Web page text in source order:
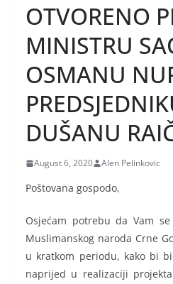
OTVORENO
MINISTRU
OSMANU
DUŠANU
August 6, 2020 Alen Pelinkovic
Poštovana gospodo,
Osjećam potrebu da Vam
Muslimanskog naroda Crne
u kratkom periodu, kako bi
naprijed u realizaciji